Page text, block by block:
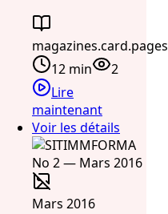
magazines.card.pages
12 min
2
Lire
maintenant
Voir les détails
Mars 2016